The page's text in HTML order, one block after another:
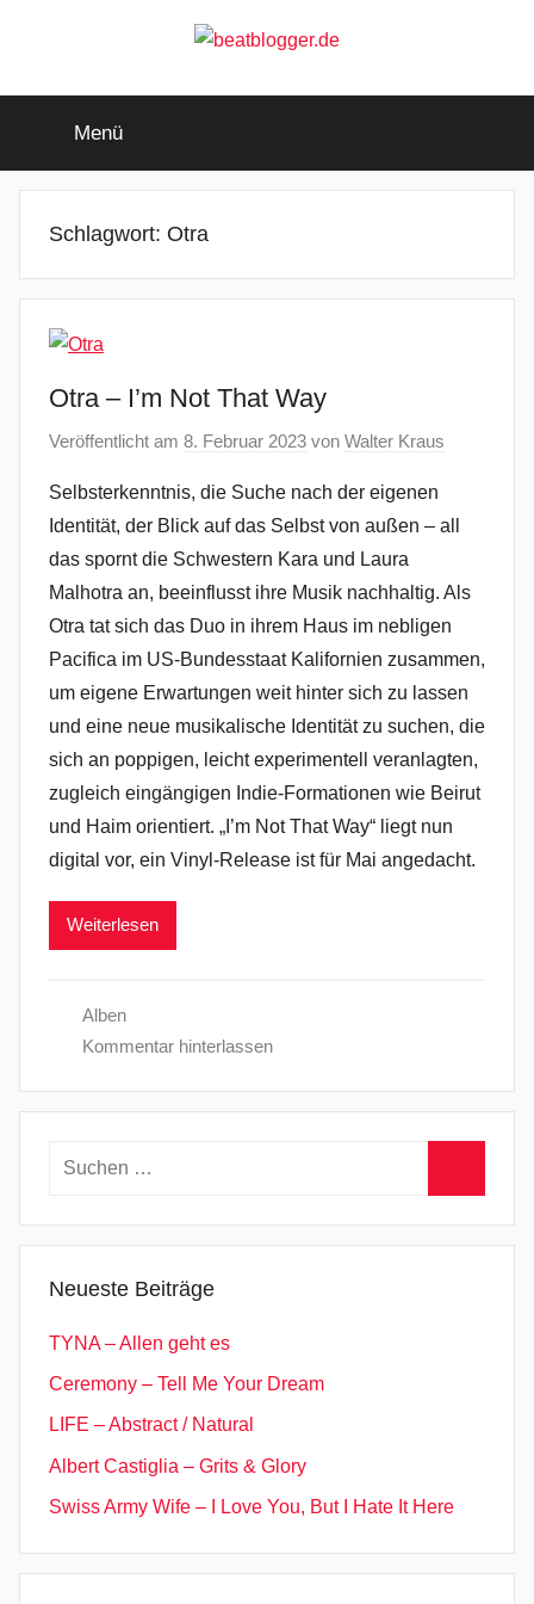
beatblogger.de
beat
goes
Menü
Schlagwort: Otra
Otra – I’m Not That Way
Veröffentlicht am 8. Februar 2023 von Walter Kraus
Selbsterkenntnis, die Suche nach der eigenen
Identität, der Blick auf das Selbst von außen – all
das spornt die Schwestern Kara und Laura
Malhotra an, beeinflusst ihre Musik nachhaltig. Als
Otra tat sich das Duo in ihrem Haus im nebligen
Pacifica im US-Bundesstaat Kalifornien zusammen,
um eigene Erwartungen weit hinter sich zu lassen
und eine neue musikalische Identität zu suchen, die
sich an poppigen, leicht experimentell veranlagten,
zugleich eingängigen Indie-Formationen wie Beirut
und Haim orientiert. „I’m Not That Way“ liegt nun
digital vor, ein Vinyl-Release ist für Mai angedacht.
Weiterlesen
Alben
Kommentar hinterlassen
Suchen
Neueste Beiträge
TYNA – Allen geht es
Ceremony – Tell Me Your Dream
LIFE – Abstract / Natural
Albert Castiglia – Grits & Glory
Swiss Army Wife – I Love You, But I Hate It Here